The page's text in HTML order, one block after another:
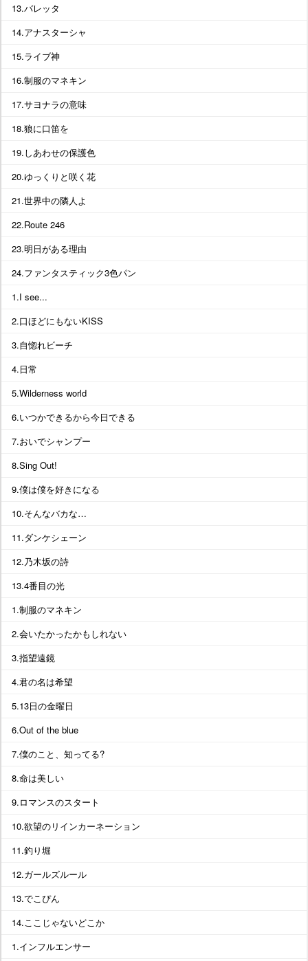
13.バレッタ
14.アナスターシャ
15.ライブ神
16.制服のマネキン
17.サヨナラの意味
18.狼に口笛を
19.しあわせの保護色
20.ゆっくりと咲く花
21.世界中の隣人よ
22.Route 246
23.明日がある理由
24.ファンタスティック3色パン
1.I see...
2.口ほどにもないKISS
3.自惚れビーチ
4.日常
5.Wilderness world
6.いつかできるから今日できる
7.おいでシャンプー
8.Sing Out!
9.僕は僕を好きになる
10.そんなバカな…
11.ダンケシェーン
12.乃木坂の詩
13.4番目の光
1.制服のマネキン
2.会いたかったかもしれない
3.指望遠鏡
4.君の名は希望
5.13日の金曜日
6.Out of the blue
7.僕のこと、知ってる?
8.命は美しい
9.ロマンスのスタート
10.欲望のリインカーネーション
11.釣り堀
12.ガールズルール
13.でこぴん
14.ここじゃないどこか
1.インフルエンサー